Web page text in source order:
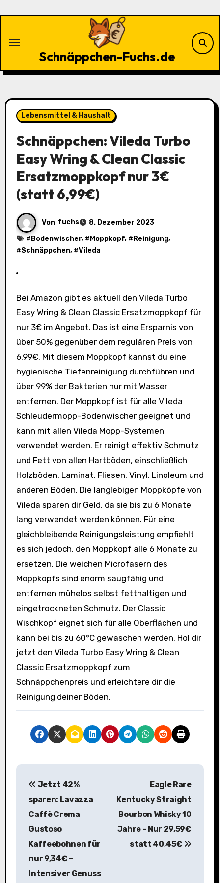
Schnäppchen-Fuchs.de
Lebensmittel & Haushalt
Schnäppchen: Vileda Turbo
Easy Wring & Clean Classic
Ersatzmoppkopf nur 3€
(statt 6,99€)
Von fuchs
8. Dezember 2023
# Bodenwischer, # Moppkopf, # Reinigung,
#Schnäppchen, #Vileda
Bei Amazon gibt es aktuell den Vileda Turbo
Easy Wring & Clean Classic Ersatzmoppkopf für
nur 3€ im Angebot. Das ist eine Ersparnis von
über 50% gegenüber dem regulären Preis von
6,99€. Mit diesem Moppkopf kannst du eine
hygienische Tiefenreinigung durchführen und
über 99% der Bakterien nur mit Wasser
entfernen. Der Moppkopf ist für alle Vileda
Schleudermopp-Bodenwischer geeignet und
kann mit allen Vileda Mopp-Systemen
verwendet werden. Er reinigt effektiv Schmutz
und Fett von allen Hartböden, einschließlich
Holzböden, Laminat, Fliesen, Vinyl, Linoleum und
anderen Böden. Die langlebigen Moppköpfe von
Vileda sparen dir Geld, da sie bis zu 6 Monate
lang verwendet werden können. Für eine
gleichbleibende Reinigungsleistung empfiehlt
es sich jedoch, den Moppkopf alle 6 Monate zu
ersetzen. Die weichen Microfasern des
Moppkopfs sind enorm saugfähig und
entfernen mühelos selbst fetthaltigen und
eingetrockneten Schmutz. Der Classic
Wischkopf eignet sich für alle Oberflächen und
kann bei bis zu 60°C gewaschen werden. Hol dir
jetzt den Vileda Turbo Easy Wring & Clean
Classic Ersatzmoppkopf zum
Schnäppchenpreis und erleichtere dir die
Reinigung deiner Böden.
B
Jetzt 42%
sparen: Lavazza
Caffè Crema
Gustoso
Kaffeebohnen für
nur 9,34€ –
Intensiver Genuss
Eagle Rare
Kentucky Straight
Bourbon Whisky 10
Jahre – Nur 29,59€
statt 40,45€